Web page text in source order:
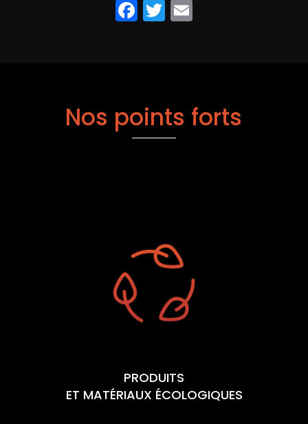
Facebook
Twitter
Nos points forts
PRODUITS
ET MATÉRIAUX ÉCOLOGIQUES